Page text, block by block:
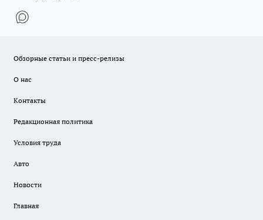
Обзорные статьи и пресс-релизы
О нас
Контакты
Редакционная политика
Условия труда
Авто
Новости
Главная